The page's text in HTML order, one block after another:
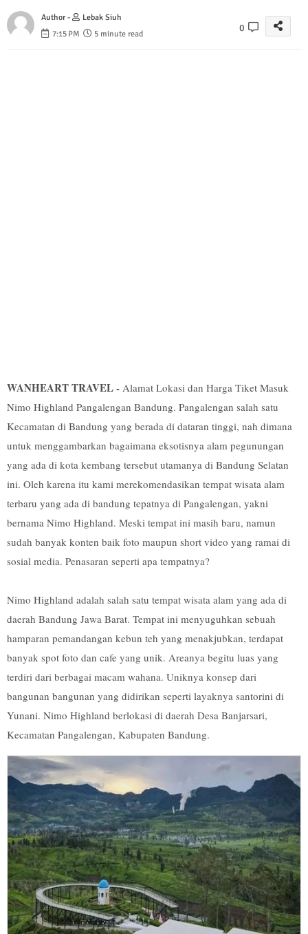
Author -
Lebak Siuh
7:15 PM
5 minute read
0
WANHEART TRAVEL - Alamat Lokasi dan Harga Tiket Masuk
Nimo Highland Pangalengan Bandung. Pangalengan salah satu
Kecamatan di Bandung yang berada di dataran tinggi, nah dimana
untuk menggambarkan bagaimana eksotisnya alam pegunungan
yang ada di kota kembang tersebut utamanya di Bandung Selatan
ini. Oleh karena itu kami merekomendasikan tempat wisata alam
terbaru yang ada di bandung tepatnya di Pangalengan, yakni
bernama Nimo Highland. Meski tempat ini masih baru, namun
sudah banyak konten baik foto maupun short video yang ramai di
sosial media. Penasaran seperti apa tempatnya?
Nimo Highland adalah salah satu tempat wisata alam yang ada di
daerah Bandung Jawa Barat. Tempat ini menyuguhkan sebuah
hamparan pemandangan kebun teh yang menakjubkan, terdapat
banyak spot foto dan cafe yang unik. Areanya begitu luas yang
terdiri dari berbagai macam wahana. Uniknya konsep dari
bangunan bangunan yang didirikan seperti layaknya santorini di
Yunani. Nimo Highland berlokasi di daerah Desa Banjarsari,
Kecamatan Pangalengan, Kabupaten Bandung.